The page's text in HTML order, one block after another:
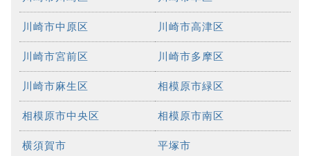
川崎市中原区 川崎市高津区
川崎市宮前区 川崎市多摩区
川崎市麻生区 相模原市緑区
相模原市中央区 相模原市南区
横須賀市 平塚市